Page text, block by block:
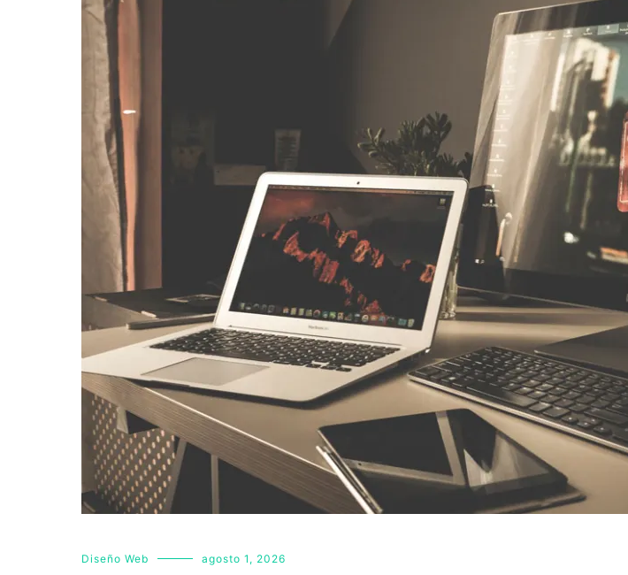
Diseño Web agosto 1, 2026